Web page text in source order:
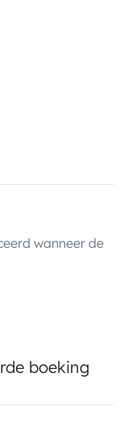
wanneer de
boeking